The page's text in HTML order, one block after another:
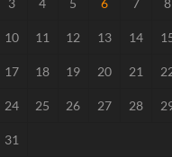
10 11 12 13 14
17 18 19 20 21
24 25 26 27 28
31